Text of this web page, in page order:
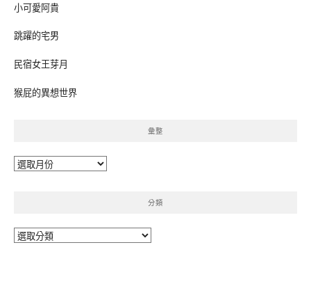
小可愛阿貴
跳躍的宅男
民宿女王芽月
猴屁的異想世界
彙整
彙
分類
分